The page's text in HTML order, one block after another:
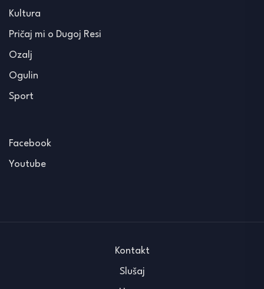
Kultura
Pričaj mi o Dugoj Resi
Ozalj
Ogulin
Sport
Facebook
Youtube
Kontakt
Slušaj